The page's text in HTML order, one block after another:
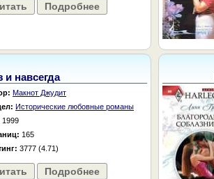
Подробнее
и навсегда
Макнот Джудит
Исторические любовные романы
1999
165
3777 (4.71)
Подробнее